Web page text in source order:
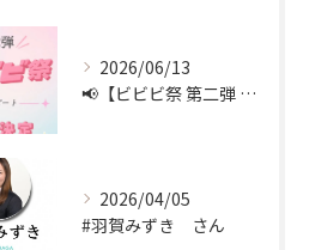
2026/06/13
📢【ビビビ祭 第二弾 開催中！】📢
2026/04/05
#羽賀みずき さん